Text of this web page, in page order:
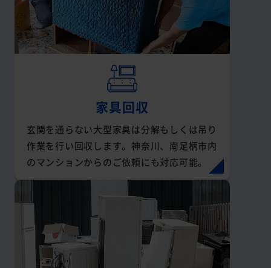
家具回収
玄関を通らない大型家具は分解もしくは吊り
作業を行い回収します。神奈川、南足柄市内
のマンションからのご依頼にも対応可能。